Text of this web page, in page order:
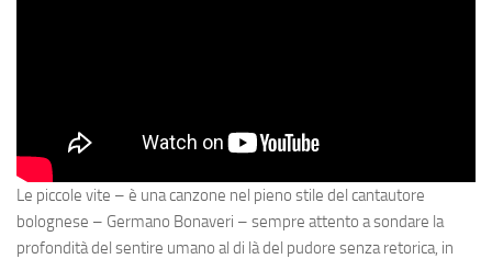
Le piccole vite – è una canzone nel pieno stile del cantautore
bolognese – Germano Bonaveri – sempre attento a sondare la
profondità del sentire umano al di là del pudore senza retorica, in